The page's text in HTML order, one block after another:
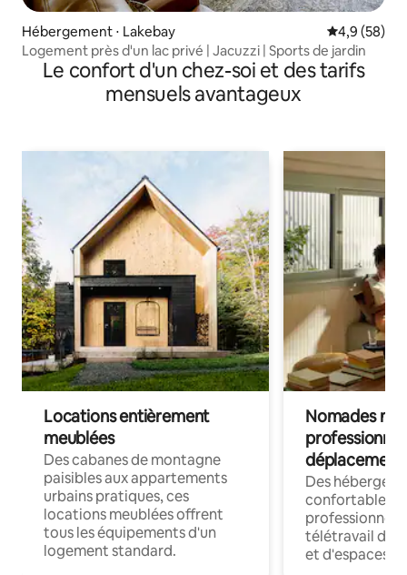
Hébergement ⋅ Lakebay Évaluation
4,9 (58)
Logement près d'un lac privé | Jacuzzi | Sports de jardin
Le confort d'un chez-soi et des tarifs
mensuels avantageux
Locations entièrement
meublées
Des cabanes de montagne
paisibles aux appartements
urbains pratiques, ces
locations meublées offrent
tous les équipements d'un
logement standard.
Nomades
déplacement
Des
confortables
professionnels
télétravail
et d'espaces